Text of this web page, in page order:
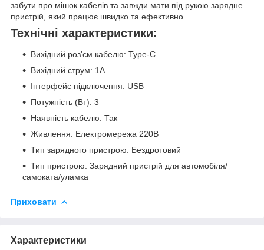
забути про мішок кабелів та завжди мати під рукою зарядне
пристрій, який працює швидко та ефективно.
Технічні характеристики:
Вихідний роз'єм кабелю: Type-C
Вихідний струм: 1A
Інтерфейс підключення: USB
Потужність (Вт): 3
Наявність кабелю: Так
Живлення: Електромережа 220В
Тип зарядного пристрою: Бездротовий
Тип пристрою: Зарядний пристрій для автомобіля/
самоката/уламка
Приховати
Характеристики